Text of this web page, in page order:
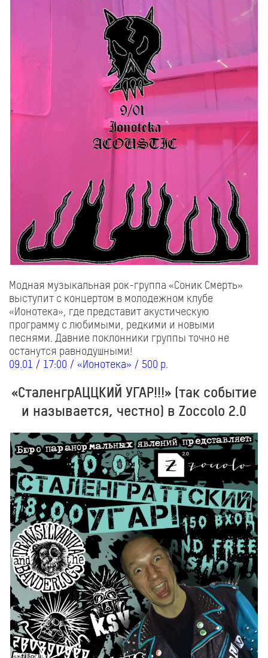
Модная музыкальная рок-группа «Соник Смерть»
выступит с концертом в молодежном клубе
«Ионотека», где представит акустическую
программу с любимыми, редкими и новыми
песнями. Давние поклонники группы точно не
останутся равнодушными!
09.01 / 17:00 / «Ионотека» / 500 р.
«СталенгрАЦЦКИЙ УГАР!!!» (так событие
и называется, честно) в Zoccolo 2.0